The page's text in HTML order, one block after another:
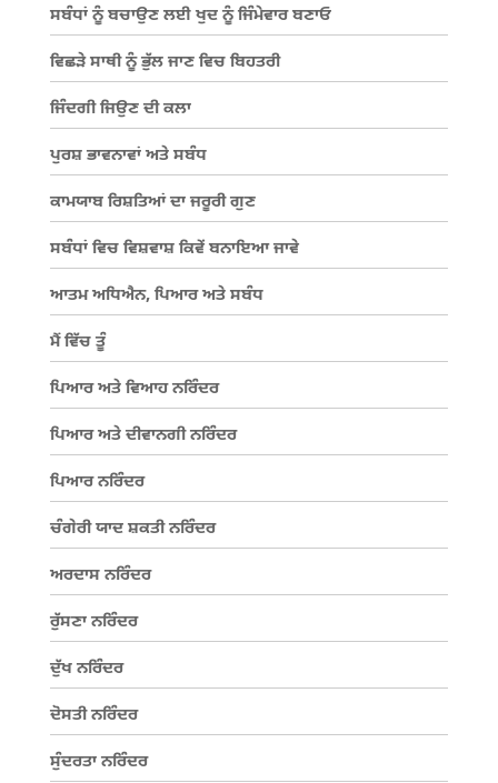
ਸਬੰਧਾਂ ਨੂੰ ਬਚਾਉਣ ਲਈ ਖੁਦ ਨੂੰ ਜਿੰਮੇਵਾਰ ਬਣਾਓ
ਵਿਛੜੇ ਸਾਥੀ ਨੂੰ ਭੁੱਲ ਜਾਣ ਵਿਚ ਬਿਹਤਰੀ
ਜਿੰਦਗੀ ਜਿਉਣ ਦੀ ਕਲਾ
ਪੁਰਸ਼ ਭਾਵਨਾਵਾਂ ਅਤੇ ਸਬੰਧ
ਕਾਮਯਾਬ ਰਿਸ਼ਤਿਆਂ ਦਾ ਜਰੂਰੀ ਗੁਣ
ਸਬੰਧਾਂ ਵਿਚ ਵਿਸ਼ਵਾਸ਼ ਕਿਵੇਂ ਬਨਾਇਆ ਜਾਵੇ
ਆਤਮ ਅਧਿਐਨ, ਪਿਆਰ ਅਤੇ ਸਬੰਧ
ਮੈਂ ਵਿੱਚ ਤੂੰ
ਪਿਆਰ ਅਤੇ ਵਿਆਹ ਨਰਿੰਦਰ
ਪਿਆਰ ਅਤੇ ਦੀਵਾਨਗੀ ਨਰਿੰਦਰ
ਪਿਆਰ ਨਰਿੰਦਰ
ਚੰਗੇਰੀ ਯਾਦ ਸ਼ਕਤੀ ਨਰਿੰਦਰ
ਅਰਦਾਸ ਨਰਿੰਦਰ
ਰੁੱਸਣਾ ਨਰਿੰਦਰ
ਦੁੱਖ ਨਰਿੰਦਰ
ਦੋਸਤੀ ਨਰਿੰਦਰ
ਸੁੰਦਰਤਾ ਨਰਿੰਦਰ